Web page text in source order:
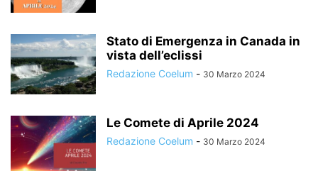
Stato di Emergenza in Canada in
vista dell’eclissi
Redazione Coelum - 30 Marzo 2024
Le Comete di Aprile 2024
Redazione Coelum - 30 Marzo 2024